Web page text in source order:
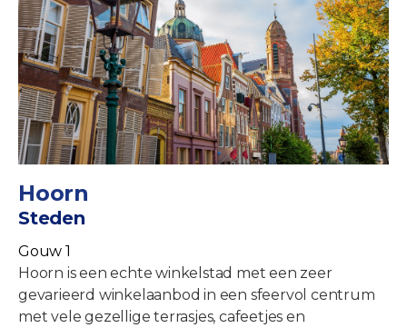
Hoorn
Steden
Gouw 1
Hoorn is een echte winkelstad met een zeer
gevarieerd winkelaanbod in een sfeervol centrum
met vele gezellige terrasjes, cafeetjes en